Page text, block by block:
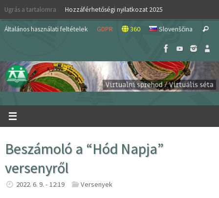
Skip
content
Ugrás a tartalomra Hozzáférhetőségi nyilatkozat 2025
Általános használati feltételek GDPR 360 Slovenščina Search
Beszámoló a “Hód Napja”
versenyről
2022. 6. 9. - 12:19 Versenyek